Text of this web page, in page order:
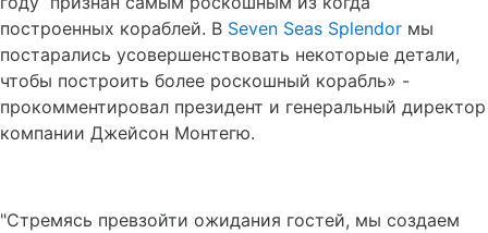
построенных кораблей. В Seven Seas Splendor мы
постарались усовершенствовать некоторые детали,
чтобы построить более роскошный корабль» -
прокомментировал президент и генеральный директор
компании Джейсон Монтегю.
"Стремясь превзойти ожидания гостей, мы создаем